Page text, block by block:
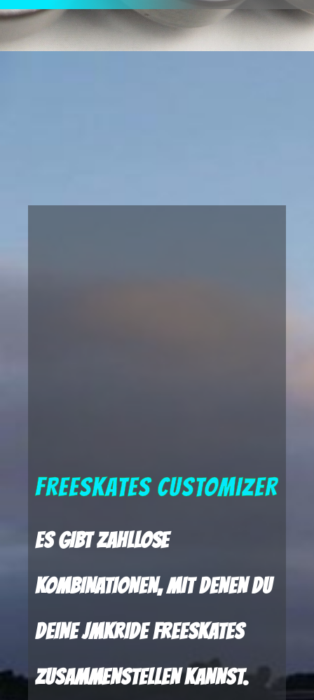
FREESKATES CUSTOMIZER
ES GIBT ZAHLLOSE
KOMBINATIONEN, MIT DENEN DU
DEINE JMKRIDE FREESKATES
ZUSAMMENSTELLEN KANNST.